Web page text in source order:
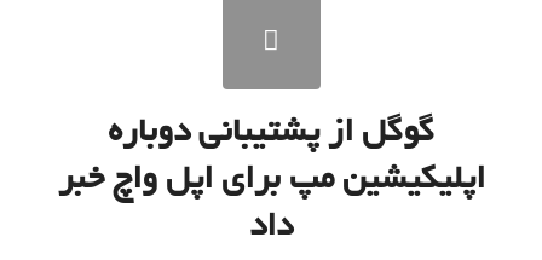
گوگل از پشتیبانی دوباره
اپلیکیشین مپ برای اپل واچ خبر
داد